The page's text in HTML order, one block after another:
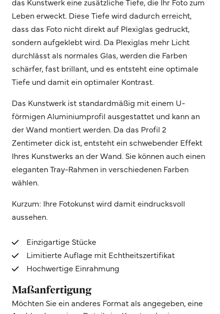
Leben erweckt. Diese Tiefe wird dadurch erreicht,
dass das Foto nicht direkt auf Plexiglas gedruckt,
sondern aufgeklebt wird. Da Plexiglas mehr Licht
durchlässt als normales Glas, werden die Farben
schärfer, fast brillant, und es entsteht eine optimale
Tiefe und damit ein optimaler Kontrast.
Das Kunstwerk ist standardmäßig mit einem U-
förmigen Aluminiumprofil ausgestattet und kann an
der Wand montiert werden. Da das Profil 2
Zentimeter dick ist, entsteht ein schwebender Effekt
Ihres Kunstwerks an der Wand. Sie können auch einen
eleganten Tray-Rahmen in verschiedenen Farben
wählen.
Kurzum: Ihre Fotokunst wird damit eindrucksvoll
aussehen.
Einzigartige Stücke
Limitierte Auflage mit Echtheitszertifikat
Hochwertige Einrahmung
Maßanfertigung
Möchten Sie ein anderes Format als angegeben, eine